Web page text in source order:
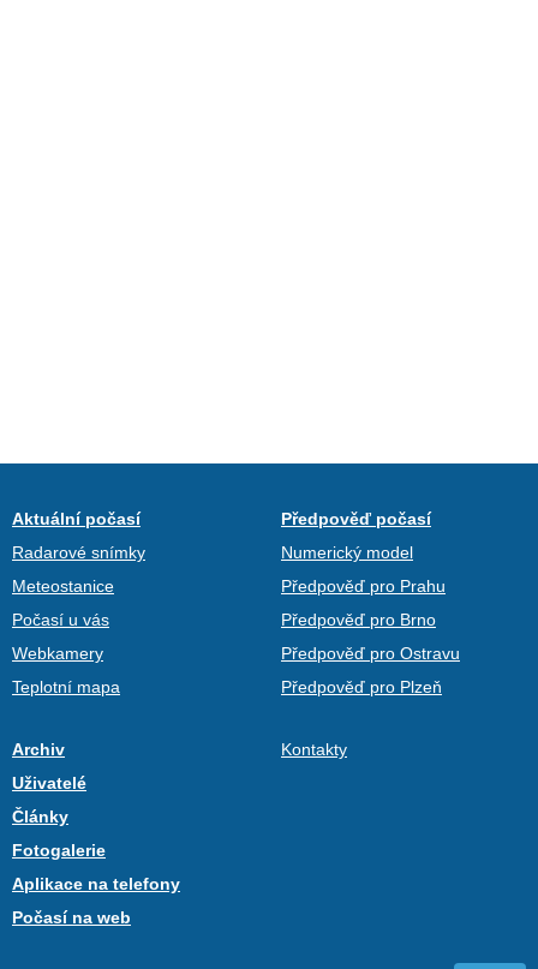
Aktuální počasí
Radarové snímky
Meteostanice
Počasí u vás
Webkamery
Teplotní mapa
Předpověď počasí
Numerický model
Předpověď pro Prahu
Předpověď pro Brno
Předpověď pro Ostravu
Předpověď pro Plzeň
Archiv
Uživatelé
Články
Fotogalerie
Aplikace na telefony
Počasí na web
Kontakty